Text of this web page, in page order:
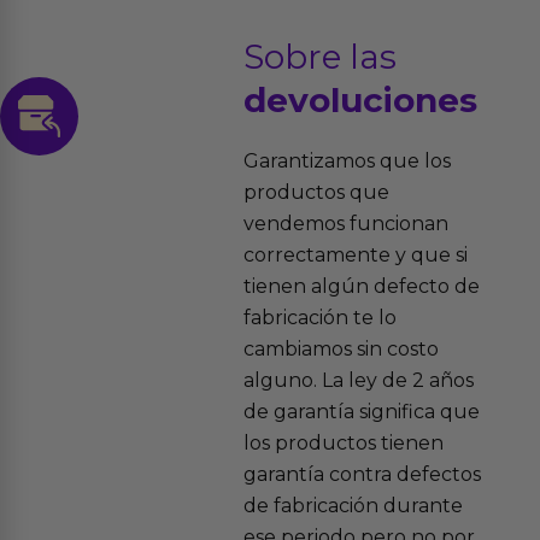
Sobre las
devoluciones
Garantizamos que los
productos que
vendemos funcionan
correctamente y que si
tienen algún defecto de
fabricación te lo
cambiamos sin costo
alguno. La ley de 2 años
de garantía significa que
los productos tienen
garantía contra defectos
de fabricación durante